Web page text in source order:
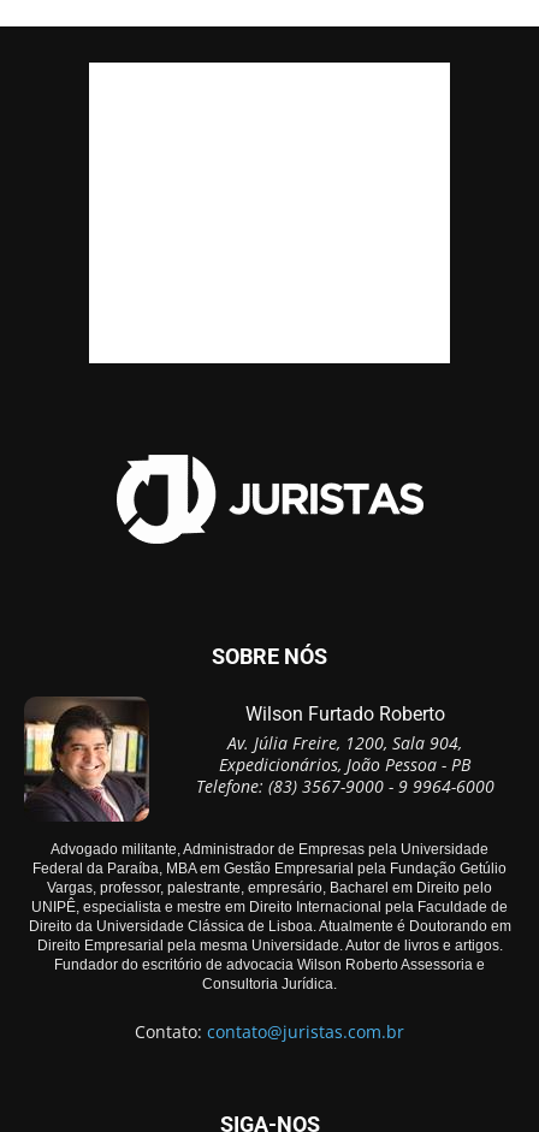
SOBRE NÓS
Wilson Furtado Roberto
Av. Júlia Freire, 1200, Sala 904,
Expedicionários, João Pessoa - PB
Telefone: (83) 3567-9000 - 9 9964-6000
Advogado militante, Administrador de Empresas pela Universidade
Federal da Paraíba, MBA em Gestão Empresarial pela Fundação Getúlio
Vargas, professor, palestrante, empresário, Bacharel em Direito pelo
UNIPÊ, especialista e mestre em Direito Internacional pela Faculdade de
Direito da Universidade Clássica de Lisboa. Atualmente é Doutorando em
Direito Empresarial pela mesma Universidade. Autor de livros e artigos.
Fundador do escritório de advocacia Wilson Roberto Assessoria e
Consultoria Jurídica.
Contato: contato@juristas.com.br
SIGA-NOS